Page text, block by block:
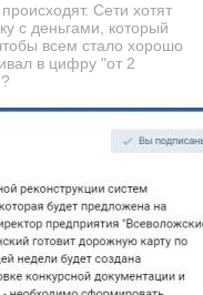
Сети хотят
с деньгами, который
всем стало хорошо
в цифру "от 2